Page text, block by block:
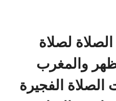
لصلاة
والمغرب
الفجيرة